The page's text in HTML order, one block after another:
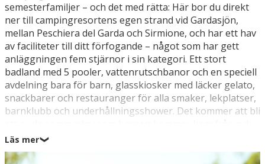
semesterfamiljer – och det med rätta: Här bor du direkt
ner till campingresortens egen strand vid Gardasjön,
mellan Peschiera del Garda och Sirmione, och har ett hav
av faciliteter till ditt förfogande – något som har gett
anläggningen fem stjärnor i sin kategori. Ett stort
badland med 5 pooler, vattenrutschbanor och en speciell
avdelning bara för barn, glasskiosker med läcker gelato,
snackbarer och restauranger för alla smaker, lekplatser,
barnklubb och underhållningsshower. Det kommer att bli
pratar om i flera år. Camping Bella Italia är som gjord för
en familjesemester vid Italiens mest populära
Läs mer❯